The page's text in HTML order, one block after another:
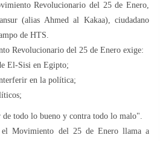
Revolucionario del 25 de Enero,
(alias Ahmed al Kakaa), ciudadano
de HTS.
Revolucionario del 25 de Enero exige:
El-Sisi en Egipto;
en la política;
de todo lo bueno y contra todo lo malo".
el Movimiento del 25 de Enero llama a